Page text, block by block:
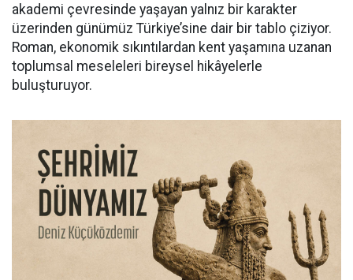
akademi çevresinde yaşayan yalnız bir karakter
üzerinden günümüz Türkiye’sine dair bir tablo çiziyor.
Roman, ekonomik sıkıntılardan kent yaşamına uzanan
toplumsal meseleleri bireysel hikâyelerle
buluşturuyor.